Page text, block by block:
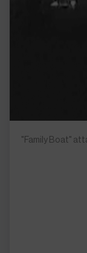
"Family Boat"